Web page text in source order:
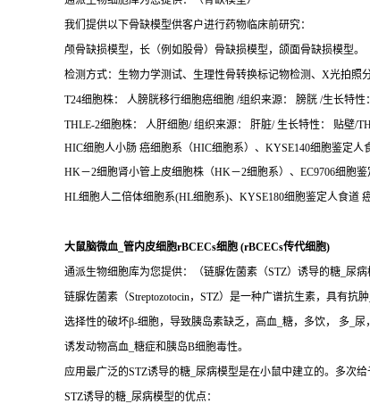
我们提供以下骨缺模型供客户进行药物临床前研究：
颅骨缺损模型，长（例如股骨）骨缺损模型，颌面骨缺损模型。
检测方式：生物力学测试、生理性骨转换标记物检测、X光拍照
T24细胞株： 人膀胱移行细胞癌细胞 /组织来源： 膀胱 /生长特性
THLE-2细胞株： 人肝细胞/ 组织来源： 肝脏/ 生长特性： 贴壁/
HIC细胞人小肠 癌细胞系（HIC细胞系）、KYSE140细胞鉴定人
HK－2细胞肾小管上皮细胞株（HK－2细胞系）、EC9706细胞
HL细胞人二倍体细胞系(HL细胞系)、KYSE180细胞鉴定人食道
大鼠脑微血_管内皮细胞rBCECs细胞 (rBCECs传代细胞)
通派生物细胞库为您提供：（链脲佐菌素（STZ）诱导的糖_尿病
链脲佐菌素（Streptozotocin，STZ）是一种广谱抗生素，具有抗
选择性的破坏β-细胞，导致胰岛素缺乏，高血_糖，多饮， 多_
诱发动物高血_糖症和胰岛B细胞毒性。
应用最广泛的STZ诱导的糖_尿病模型是在小鼠中建立的。多次给
STZ诱导的糖_尿病模型的优点：